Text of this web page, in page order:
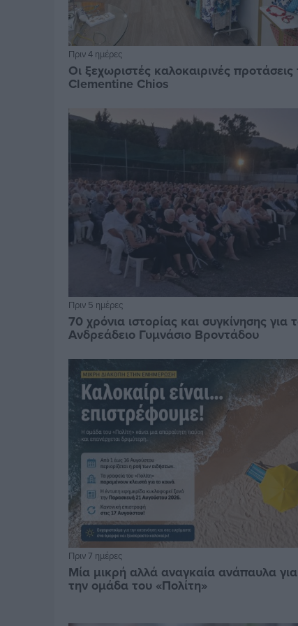
Πριν 4 ημέρες
Οι ξεχωριστές καλοκαιρινές προτάσεις
Clementine Chios
Πριν 5 ημέρες
70 χρόνια ιστορίας και συγκίνησης για
Ανδρεάδειο Γυμνάσιο Βροντάδου
Πριν 7 ημέρες
Μία μικρή αλλά αναγκαία ανάπαυλα για
την ομάδα του «Πολίτη»